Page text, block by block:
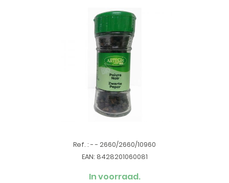
Ref. : - - 2660/2660/10960
EAN: 8428201060081
In voorraad.